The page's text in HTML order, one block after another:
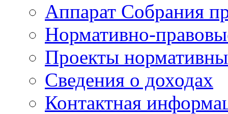
Аппарат Собрания
Нормативно-
Проекты
Сведения о доходах
Контактная